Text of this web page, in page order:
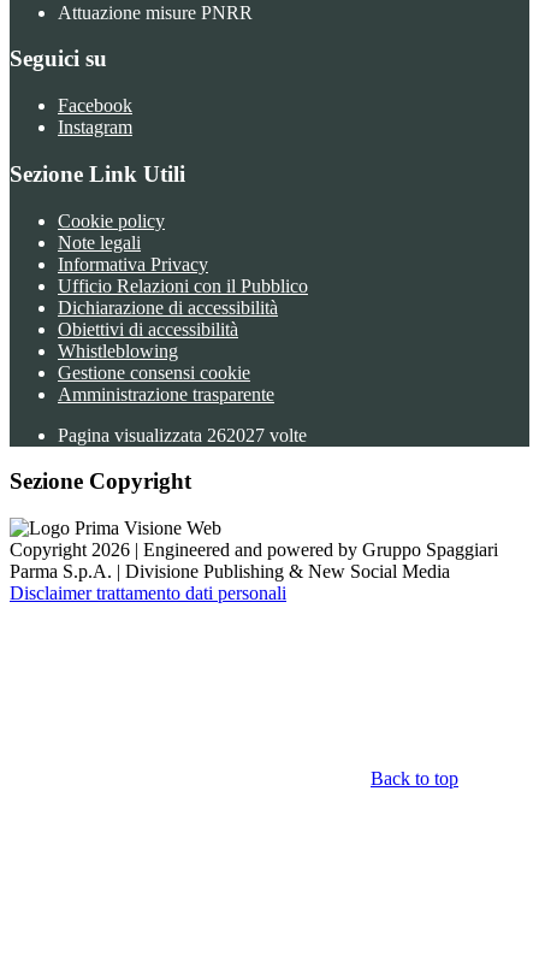
Attuazione misure PNRR
Seguici su
Facebook
Instagram
Sezione Link Utili
Cookie policy
Note legali
Informativa Privacy
Ufficio Relazioni con il Pubblico
Dichiarazione di accessibilità
Obiettivi di accessibilità
Whistleblowing
Gestione consensi cookie
Amministrazione trasparente
Pagina visualizzata 262027 volte
Sezione Copyright
Copyright 2026 | Engineered and powered by Gruppo Spaggiari
Parma S.p.A. | Divisione Publishing & New Social Media
Disclaimer trattamento dati personali
Back to top